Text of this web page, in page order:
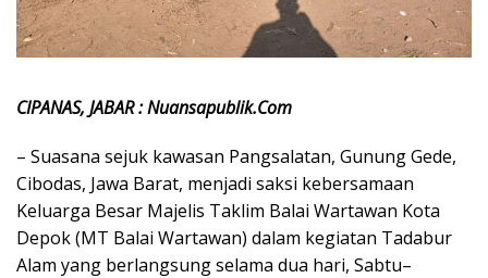
CIPANAS, JABAR : Nuansapublik.Com
– Suasana sejuk kawasan Pangsalatan, Gunung Gede,
Cibodas, Jawa Barat, menjadi saksi kebersamaan
Keluarga Besar Majelis Taklim Balai Wartawan Kota
Depok (MT Balai Wartawan) dalam kegiatan Tadabur
Alam yang berlangsung selama dua hari, Sabtu–